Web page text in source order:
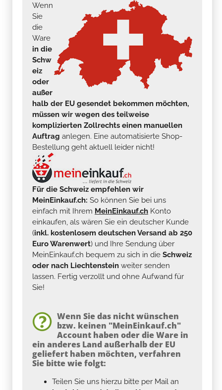
Wenn
Sie
die
Ware
in die
Schw
eiz
oder
außer
halb der EU gesendet bekommen möchten,
müssen wir wegen des teilweise
komplizierten Zollrechts einen manuellen
Auftrag anlegen. Eine automatisierte Shop-
Bestellung geht aktuell leider nicht!
Für die Schweiz empfehlen wir
MeinEinkauf.ch: So können Sie bei uns
einfach mit Ihrem MeinEinkauf.ch Konto
einkaufen, als wären Sie ein deutscher Kunde
(inkl. kostenlosem deutschen Versand ab 250
Euro Warenwert) und Ihre Sendung über
MeinEinkauf.ch bequem zu sich in die Schweiz
oder nach Liechtenstein weiter senden
lassen. Fertig verzollt und ohne Aufwand für
Sie!
Wenn Sie das nicht wünschen
bzw. keinen "MeinEinkauf.ch"
Account haben oder die Ware in
ein anderes Land außerhalb der EU
geliefert haben möchten, verfahren
Sie bitte wie folgt:
Teilen Sie uns hierzu bitte per Mail an